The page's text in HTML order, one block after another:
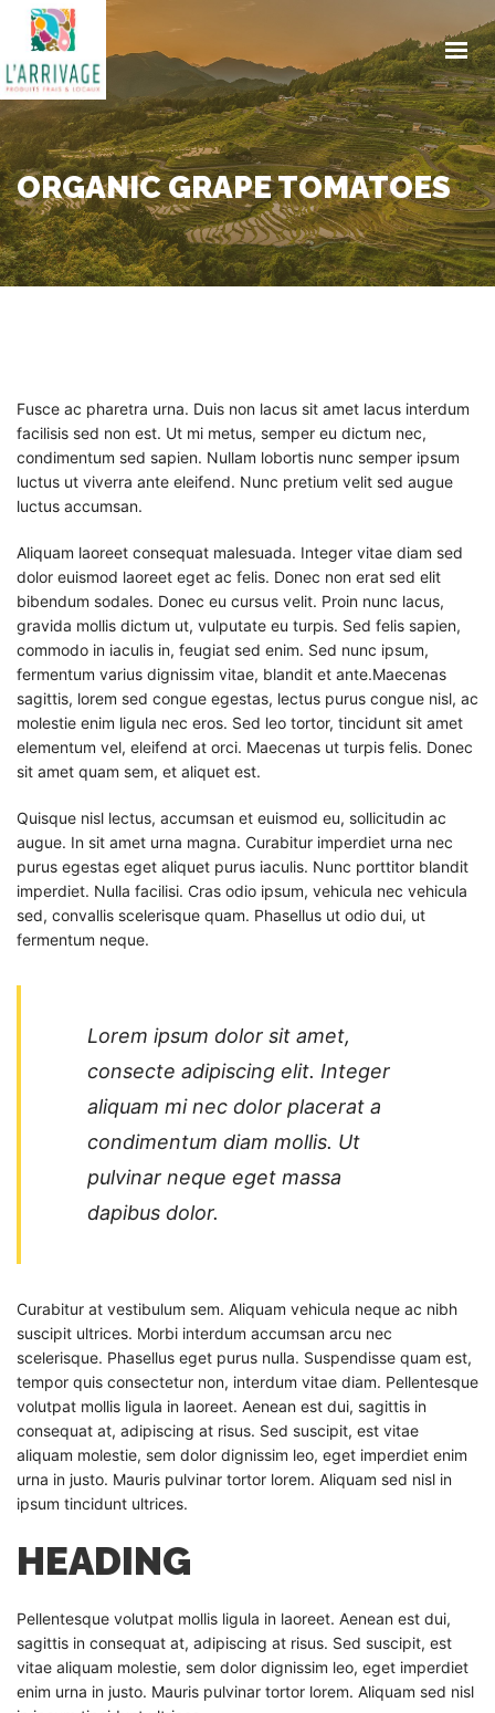
ACCUEIL
ENGAGEMENTS
PRODUITS
TRAITEUR
CONTACT
ACTUALITES
GET IN TOUCH
ORGANIC GRAPE TOMATOES
Fusce ac pharetra urna. Duis non lacus sit amet lacus interdum
facilisis sed non est. Ut mi metus, semper eu dictum nec,
condimentum sed sapien. Nullam lobortis nunc semper ipsum
luctus ut viverra ante eleifend. Nunc pretium velit sed augue
luctus accumsan.
Aliquam laoreet consequat malesuada. Integer vitae diam sed
dolor euismod laoreet eget ac felis. Donec non erat sed elit
bibendum sodales. Donec eu cursus velit. Proin nunc lacus,
gravida mollis dictum ut, vulputate eu turpis. Sed felis sapien,
commodo in iaculis in, feugiat sed enim. Sed nunc ipsum,
fermentum varius dignissim vitae, blandit et ante.Maecenas
sagittis, lorem sed congue egestas, lectus purus congue nisl, ac
molestie enim ligula nec eros. Sed leo tortor, tincidunt sit amet
elementum vel, eleifend at orci. Maecenas ut turpis felis. Donec
sit amet quam sem, et aliquet est.
Quisque nisl lectus, accumsan et euismod eu, sollicitudin ac
augue. In sit amet urna magna. Curabitur imperdiet urna nec
purus egestas eget aliquet purus iaculis. Nunc porttitor blandit
imperdiet. Nulla facilisi. Cras odio ipsum, vehicula nec vehicula
sed, convallis scelerisque quam. Phasellus ut odio dui, ut
fermentum neque.
Lorem ipsum dolor sit amet,
consecte adipiscing elit. Integer
aliquam mi nec dolor placerat a
condimentum diam mollis. Ut
pulvinar neque eget massa
dapibus dolor.
Curabitur at vestibulum sem. Aliquam vehicula neque ac nibh
suscipit ultrices. Morbi interdum accumsan arcu nec
scelerisque. Phasellus eget purus nulla. Suspendisse quam est,
tempor quis consectetur non, interdum vitae diam. Pellentesque
volutpat mollis ligula in laoreet. Aenean est dui, sagittis in
consequat at, adipiscing at risus. Sed suscipit, est vitae
aliquam molestie, sem dolor dignissim leo, eget imperdiet enim
urna in justo. Mauris pulvinar tortor lorem. Aliquam sed nisl in
ipsum tincidunt ultrices.
HEADING
Pellentesque volutpat mollis ligula in laoreet. Aenean est dui,
sagittis in consequat at, adipiscing at risus. Sed suscipit, est
vitae aliquam molestie, sem dolor dignissim leo, eget imperdiet
enim urna in justo. Mauris pulvinar tortor lorem. Aliquam sed nisl